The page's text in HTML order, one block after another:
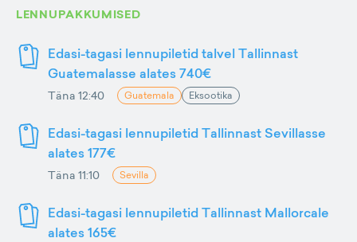
LENNUPAKKUMISED
Edasi-tagasi lennupiletid talvel Tallinnast
Guatemalasse alates 740€
Täna 12:40 Guatemala Eksootika
Edasi-tagasi lennupiletid Tallinnast Sevillasse
alates 177€
Täna 11:10 Sevilla
Edasi-tagasi lennupiletid Tallinnast Mallorcale
alates 165€